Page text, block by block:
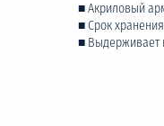
■ Акриловый
■ Срок
■ Выдерживает